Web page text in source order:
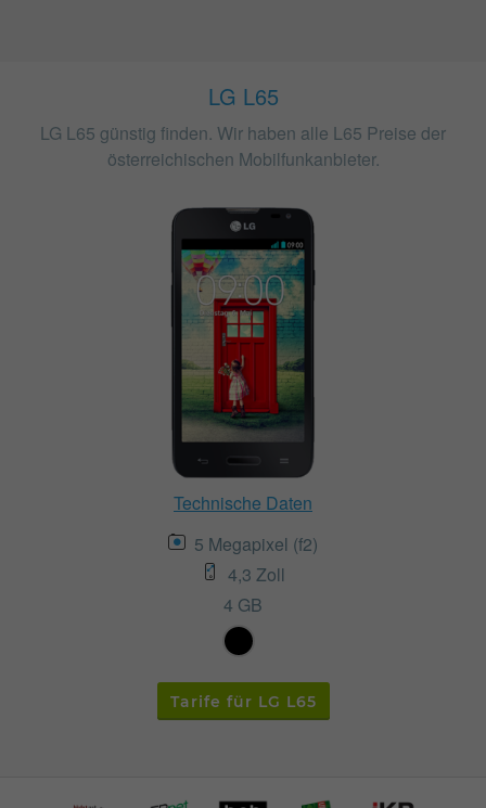
LG L65
LG L65 günstig finden. Wir haben alle L65 Preise der
österreichischen Mobilfunkanbieter.
Technische Daten
5 Megapixel (f2)
4,3 Zoll
4 GB
Tarife für LG L65